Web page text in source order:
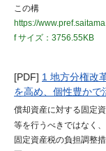
この構
https://
fサイズ：3756.55KB
[PDF] 1 地方分権改
を高め、個性豊かで
償却資産に対する固定
等を行うべきではなく
固定資産税の負担調整